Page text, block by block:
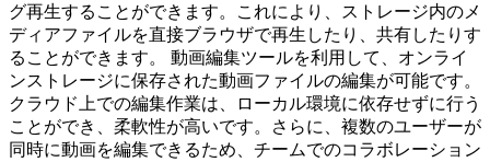
グ再生することができます。これにより、ストレージ内のメ
ディアファイルを直接ブラウザで再生したり、共有したりす
ることができます。 動画編集ツールを利用して、オンライ
ンストレージに保存された動画ファイルの編集が可能です。
クラウド上での編集作業は、ローカル環境に依存せずに行う
ことができ、柔軟性が高いです。さらに、複数のユーザーが
同時に動画を編集できるため、チームでのコラボレーション